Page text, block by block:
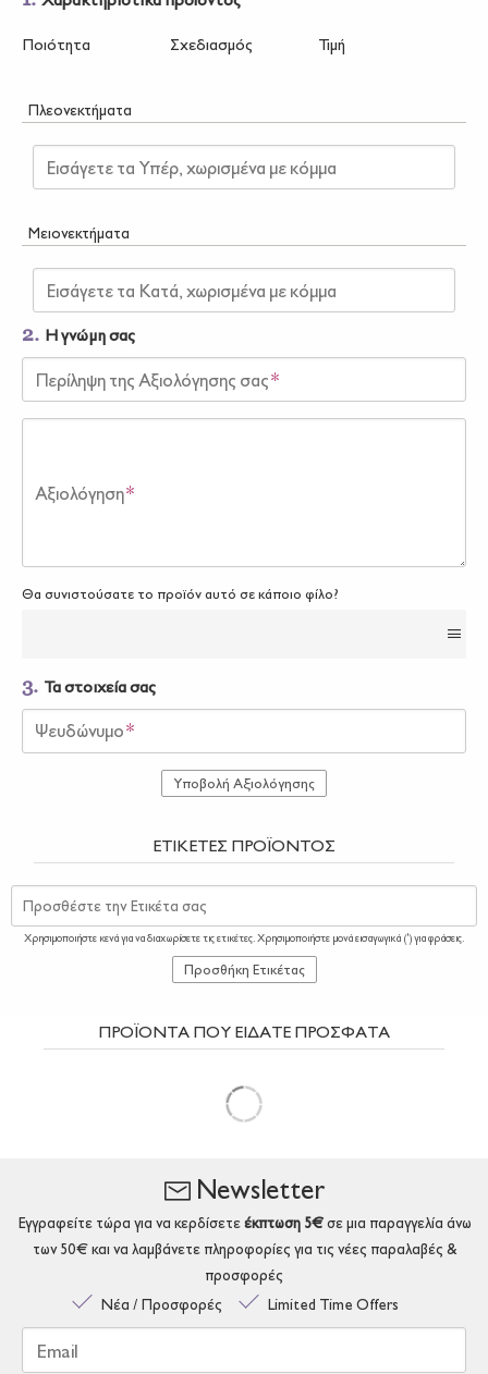
Ποιότητα Σχεδιασμός Τιμή
Πλεονεκτήματα
Εισάγετε τα Υπέρ, χωρισμένα με κόμμα
Μειονεκτήματα
Εισάγετε τα Κατά, χωρισμένα με κόμμα
2. Η γνώμη σας
Περίληψη της Αξιολόγησης σας*
Αξιολόγηση*
Θα συνιστούσατε το προϊόν αυτό σε κάποιο φίλο?
3. Τα στοιχεία σας
Ψευδώνυμο*
Υποβολή Αξιολόγησης
ΕΤΙΚΈΤΕΣ ΠΡΟΪΌΝΤΟΣ
Προσθέστε την Ετικέτα σας
Χρησιμοποιήστε κενά για να διαχωρίσετε τις ετικέτες. Χρησιμοποιήστε μονά εισαγωγικά (') για φράσεις.
Προσθήκη Ετικέτας
ΠΡΟΪΟΝΤΑ ΠΟΥ ΕΙΔΑΤΕ ΠΡΟΣΦΑΤΑ
Newsletter
Εγγραφείτε τώρα για να κερδίσετεέκπτωση 5€σε μια παραγγελία άνω
των 50€ και να λαμβάνετε πληροφορίες για τις νέες παραλαβές &
προσφορές
Νέα / Προσφορές
Limited Time Offers
Email